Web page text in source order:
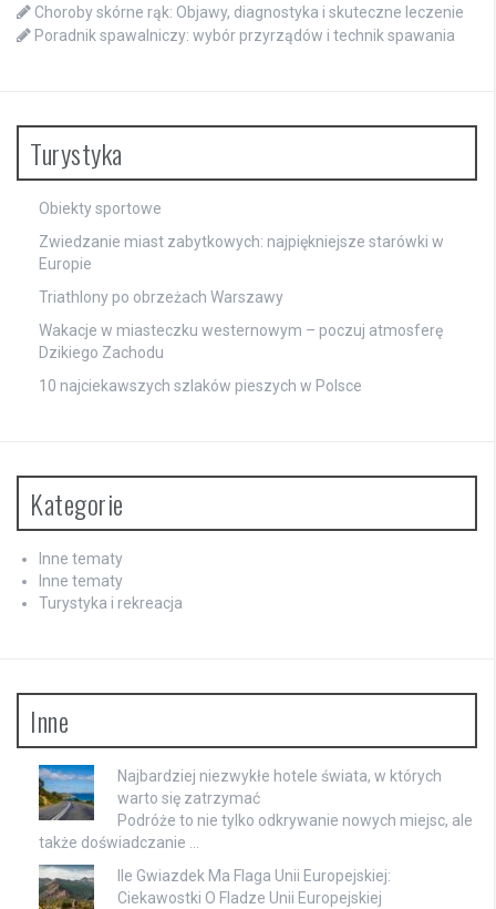
Choroby skórne rąk: Objawy, diagnostyka i skuteczne leczenie
Poradnik spawalniczy: wybór przyrządów i technik spawania
Turystyka
Obiekty sportowe
Zwiedzanie miast zabytkowych: najpiękniejsze starówki w
Europie
Triathlony po obrzeżach Warszawy
Wakacje w miasteczku westernowym – poczuj atmosferę
Dzikiego Zachodu
10 najciekawszych szlaków pieszych w Polsce
Kategorie
Inne tematy
Inne tematy
Turystyka i rekreacja
Inne
Najbardziej niezwykłe hotele świata, w których
warto się zatrzymać
Podróże to nie tylko odkrywanie nowych miejsc, ale
także doświadczanie …
Ile Gwiazdek Ma Flaga Unii Europejskiej:
Ciekawostki O Fladze Unii Europejskiej